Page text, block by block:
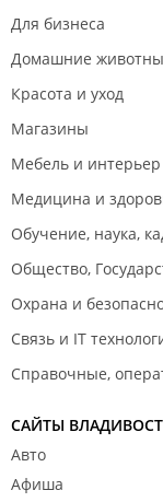
Для бизнеса
Домашние
Красота и уход
Магазины
Мебель и интерьер
Медицина и
Обучение, наука,
Общество,
Охрана и
Связь и IT
Справочные,
САЙТЫ
Авто
Афиша